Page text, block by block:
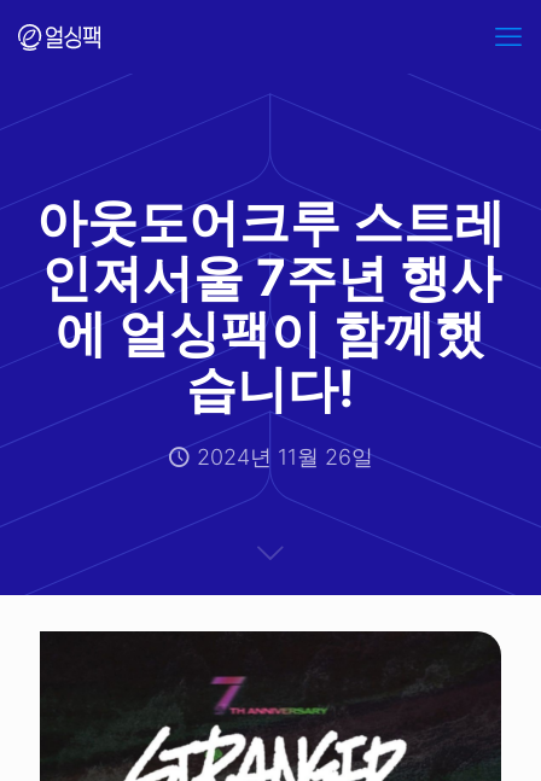
아웃도어크루 스트레
인져서울 7주년 행사
에 얼싱팩이 함께했
습니다!
2024년 11월 26일